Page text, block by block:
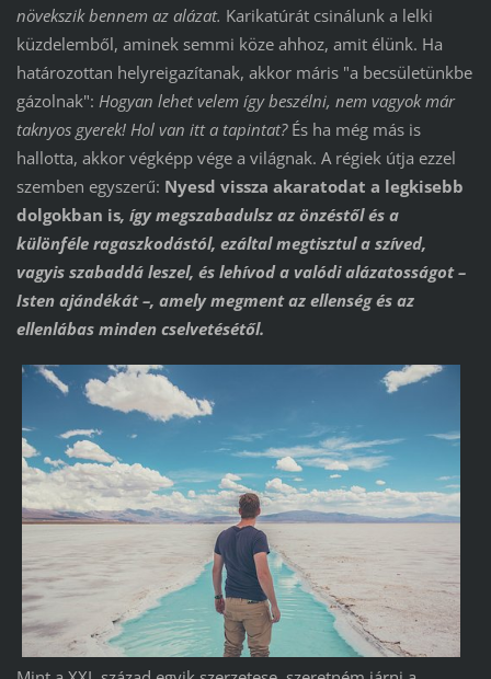
növekszik bennem az alázat. Karikatúrát csinálunk a lelki
küzdelemből, aminek semmi köze ahhoz, amit élünk. Ha
határozottan helyreigazítanak, akkor máris "a becsületünkbe
gázolnak": Hogyan lehet velem így beszélni, nem vagyok már
taknyos gyerek! Hol van itt a tapintat? És ha még más is
hallotta, akkor végképp vége a világnak. A régiek útja ezzel
szemben egyszerű: Nyesd vissza akaratodat a legkisebb
dolgokban is, így megszabadulsz az önzéstől és a
különféle ragaszkodástól, ezáltal megtisztul a szíved,
vagyis szabaddá leszel, és lehívod a valódi alázatosságot –
Isten ajándékát –, amely megment az ellenség és az
ellenlábas minden cselvetésétől.